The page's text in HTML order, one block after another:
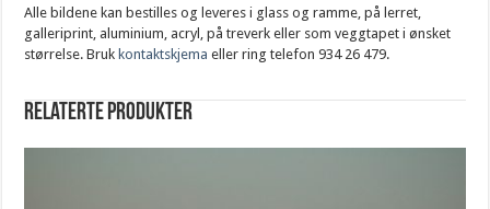
Alle bildene kan bestilles og leveres i glass og ramme, på lerret,
galleriprint, aluminium, acryl, på treverk eller som veggtapet i ønsket
størrelse. Bruk kontaktskjema eller ring telefon 934 26 479.
Relaterte produkter